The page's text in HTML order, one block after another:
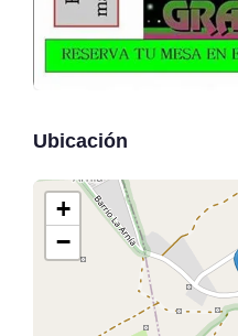
Ubicación
+
−